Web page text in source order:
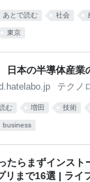
あとで読む 社会
東京
本の半導体産業
テクノ
む 増田 技術
business
たらまずインスト
リまで16選 | ライ